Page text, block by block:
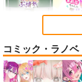
コミック・ラノ